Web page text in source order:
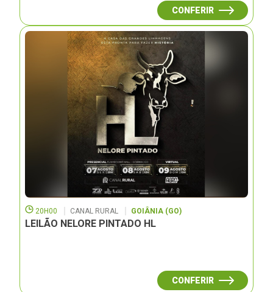
CONFERIR
20H00 CANAL RURAL GOIÂNIA (GO)
LEILÃO NELORE PINTADO HL
CONFERIR